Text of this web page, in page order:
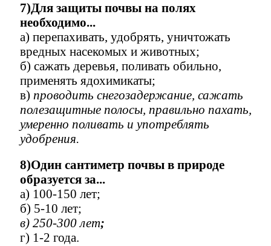
7)Для защиты почвы на полях
необходимо...
а) перепахивать, удобрять, уничтожать
вредных насекомых и животных;
б) сажать деревья, поливать обильно,
применять ядохимикаты;
в)проводить снегозадержание, сажать
полезащитные полосы, правильно пахать,
умеренно поливать и употреблять
удобрения.
8)Один сантиметр почвы в природе
образуется за...
а) 100-150 лет;
б) 5-10 лет;
в) 250-300 лет;
г) 1-2 года.